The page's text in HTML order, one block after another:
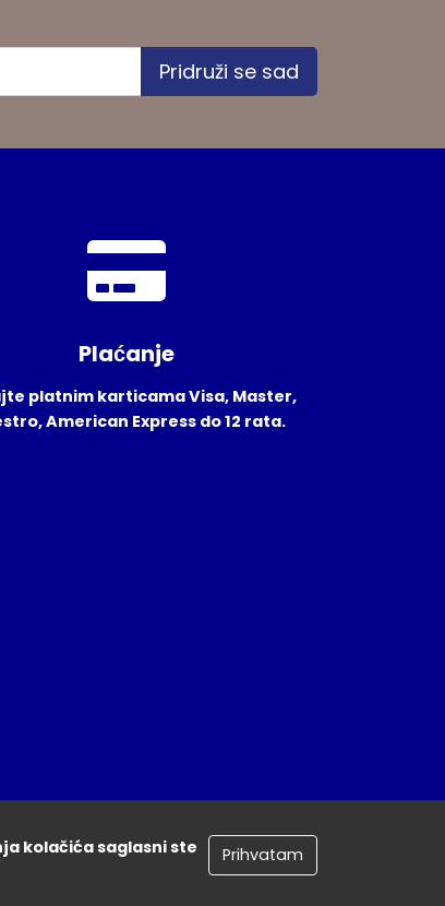
Pridruži se sad
Plaćanje
platnim karticama Visa, Master,
American Express do 12 rata.
kolačića saglasni ste
Prihvatam